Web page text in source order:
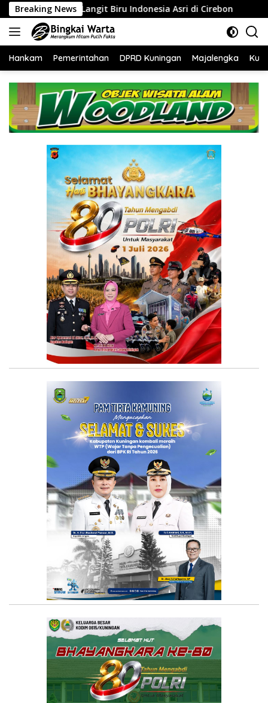
Langsung
ke
konten
Breaking News
Biru Indonesia Asri di Cirebon ‎Tingkatkan Kinerja
Hankam Pemerintahan DPRD Kuningan Majalengka